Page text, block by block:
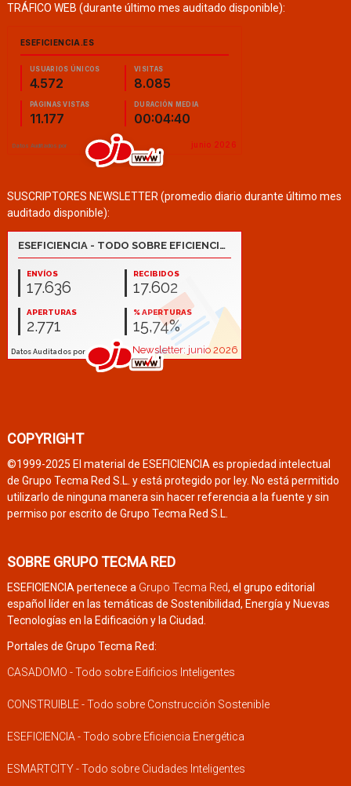
TRÁFICO WEB (durante último mes auditado disponible):
SUSCRIPTORES NEWSLETTER (promedio diario durante último mes
auditado disponible):
COPYRIGHT
©1999-2025 El material de ESEFICIENCIA es propiedad intelectual
de Grupo Tecma Red S.L. y está protegido por ley. No está permitido
utilizarlo de ninguna manera sin hacer referencia a la fuente y sin
permiso por escrito de Grupo Tecma Red S.L.
SOBRE GRUPO TECMA RED
ESEFICIENCIA pertenece a Grupo Tecma Red, el grupo editorial
español líder en las temáticas de Sostenibilidad, Energía y Nuevas
Tecnologías en la Edificación y la Ciudad.
Portales de Grupo Tecma Red:
CASADOMO - Todo sobre Edificios Inteligentes
CONSTRUIBLE - Todo sobre Construcción Sostenible
ESEFICIENCIA - Todo sobre Eficiencia Energética
ESMARTCITY - Todo sobre Ciudades Inteligentes